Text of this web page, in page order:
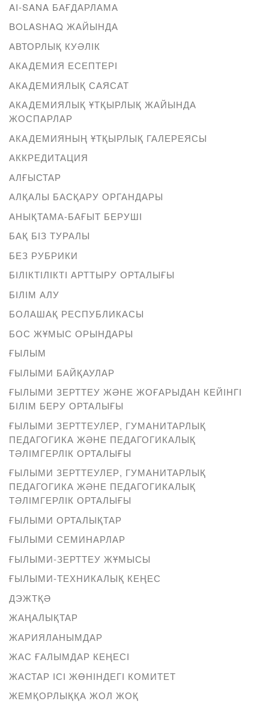
AI-SANA БАҒДАРЛАМА
BOLASHAQ ЖАЙЫНДА
АВТОРЛЫҚ КУӘЛІК
АКАДЕМИЯ ЕСЕПТЕРІ
АКАДЕМИЯЛЫҚ САЯСАТ
АКАДЕМИЯЛЫҚ ҰТҚЫРЛЫҚ ЖАЙЫНДА
ЖОСПАРЛАР
АКАДЕМИЯНЫҢ ҰТҚЫРЛЫҚ ГАЛЕРЕЯСЫ
АККРЕДИТАЦИЯ
АЛҒЫСТАР
АЛҚАЛЫ БАСҚАРУ ОРГАНДАРЫ
АНЫҚТАМА-БАҒЫТ БЕРУШІ
БАҚ БІЗ ТУРАЛЫ
БЕЗ РУБРИКИ
БІЛІКТІЛІКТІ АРТТЫРУ ОРТАЛЫҒЫ
БІЛІМ АЛУ
БОЛАШАҚ РЕСПУБЛИКАСЫ
БОС ЖҰМЫС ОРЫНДАРЫ
ҒЫЛЫМ
ҒЫЛЫМИ БАЙҚАУЛАР
ҒЫЛЫМИ ЗЕРТТЕУ ЖӘНЕ ЖОҒАРЫДАН КЕЙІНГІ
БІЛІМ БЕРУ ОРТАЛЫҒЫ
ҒЫЛЫМИ ЗЕРТТЕУЛЕР, ГУМАНИТАРЛЫҚ
ПЕДАГОГИКА ЖӘНЕ ПЕДАГОГИКАЛЫҚ
ТӘЛІМГЕРЛІК ОРТАЛЫҒЫ
ҒЫЛЫМИ ЗЕРТТЕУЛЕР, ГУМАНИТАРЛЫҚ
ПЕДАГОГИКА ЖӘНЕ ПЕДАГОГИКАЛЫҚ
ТӘЛІМГЕРЛІК ОРТАЛЫҒЫ
ҒЫЛЫМИ ОРТАЛЫҚТАР
ҒЫЛЫМИ СЕМИНАРЛАР
ҒЫЛЫМИ-ЗЕРТТЕУ ЖҰМЫСЫ
ҒЫЛЫМИ-ТЕХНИКАЛЫҚ КЕҢЕС
ДЭЖТҚӘ
ЖАҢАЛЫҚТАР
ЖАРИЯЛАНЫМДАР
ЖАС ҒАЛЫМДАР КЕҢЕСІ
ЖАСТАР ІСІ ЖӨНІНДЕГІ КОМИТЕТ
ЖЕМҚОРЛЫҚҚА ЖОЛ ЖОҚ